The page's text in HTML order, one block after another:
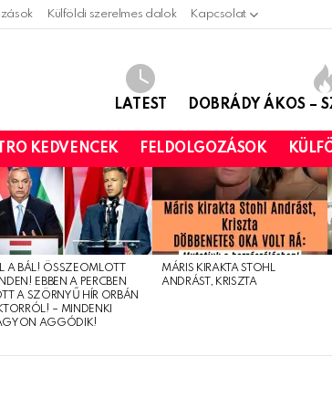
Külföldi szerelmes dalok Kapcsolat
LATEST DOBRÁDY ÁKOS –
KEDVENCEK FELDOLGOZÁSOK
A BÁL! ÖSSZEOMLOTT
EBBEN A PERCBEN
A SZÖRNYŰ HÍR ORBÁN
– MINDENKI
AGGÓDIK!
MÁRIS KIRAKTA STOHL
ANDRÁST, KRISZTA